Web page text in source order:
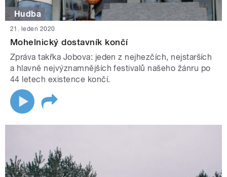
Hudba
21. leden 2020
Mohelnický dostavník končí
Zpráva takřka Jobova: jeden z nejhezčích, nejstarších
a hlavně nejvýznamnějších festivalů našeho žánru po
44 letech existence končí.